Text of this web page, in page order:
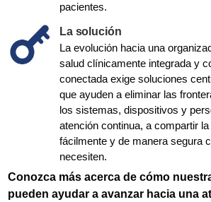
pacientes.
La solución
La evolución hacia una
salud clínicamente integrada y
conectada exige soluciones
que ayuden a eliminar las
los sistemas, dispositivos y
atención continua, a compartir
fácilmente y de manera segura
necesiten.
Conozca más acerca de cómo
pueden ayudar a avanzar hacia una